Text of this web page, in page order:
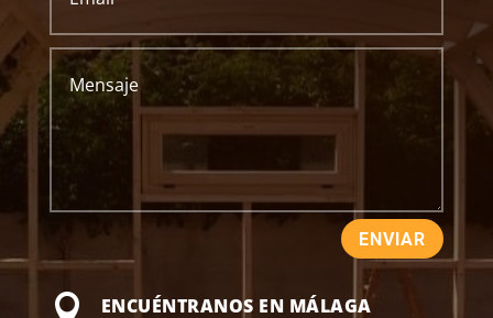
ENVIAR

ENCUÉNTRANOS EN MÁLAGA